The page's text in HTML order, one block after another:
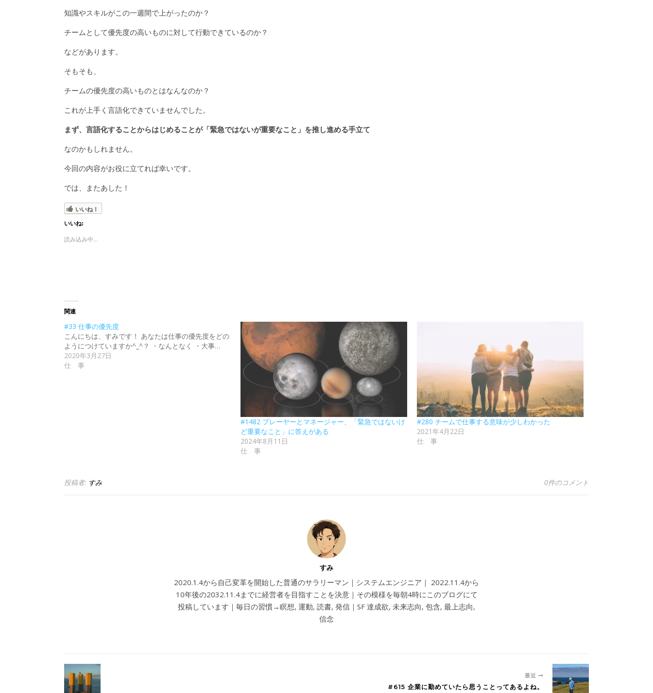
知識やスキルがこの一週間で上がったのか？
チームとして優先度の高いものに対して行動できているのか？
などがあります。
そもそも、
チームの優先度の高いものとはなんなのか？
これが上手く言語化できていませんでした。
まず、言語化することからはじめることが「緊急ではないが重要なこと」を推し進める手立て
なのかもしれません。
今回の内容がお役に立てれば幸いです。
では、またあした！
いいね！
いいね:
読み込み中...
関連
#33 仕事の優先度
こんにちは、すみです！ あなたは仕事の優先度をどの
ようにつけていますか^_^？ ・なんとなく ・大事…
2020年3月27日
仕 事
#1482 プレーヤーとマネージャー、「緊急ではないけ
ど重要なこと」に答えがある
2024年8月11日
仕 事
#280 チームで仕事する意味が少しわかった
2021年4月22日
仕 事
投稿者: すみ 0件のコメント
すみ
2020.1.4から自己変革を開始した普通のサラリーマン｜システムエンジニア｜ 2022.11.4から
10年後の2032.11.4までに経営者を目指すことを決意｜その模様を毎朝4時にこのブログにて
投稿しています｜毎日の習慣→瞑想, 運動, 読書, 発信｜SF 達成欲, 未来志向, 包含, 最上志向,
信念
最近
#615 企業に勤めていたら思うことってあるよね。